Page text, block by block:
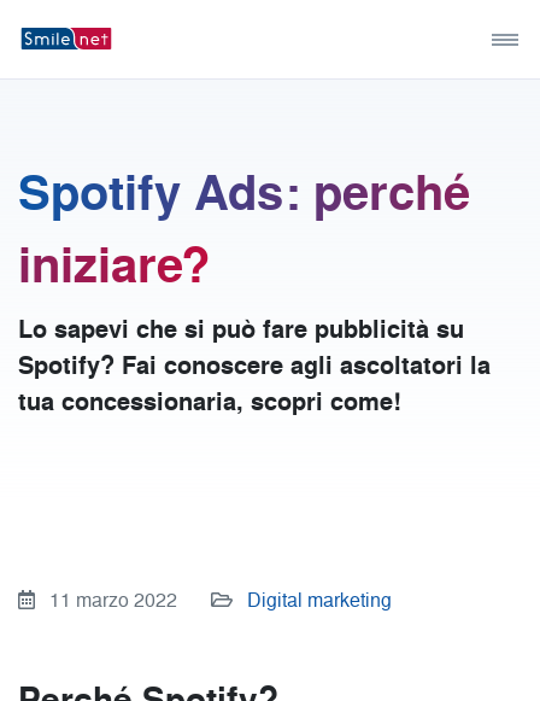
Spotify Ads: perché
iniziare?
Lo sapevi che si può fare pubblicità su
Spotify? Fai conoscere agli ascoltatori la
tua concessionaria, scopri come!
11 marzo 2022 Digital marketing